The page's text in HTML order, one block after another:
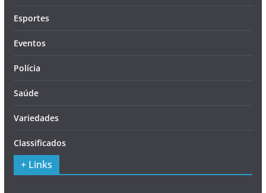
Esportes
Eventos
Polícia
Saúde
Variedades
Classificados
+ Links